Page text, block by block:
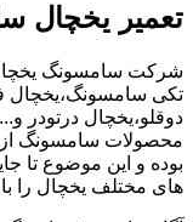
تعمیر یخچال
شرکت سامسونگ یخچال
تکی سامسونگ،یخچال
دوقلو،یخچال درتودر
محصولات سامسونگ از
بوده و این موضوع تا
های مختلف یخچال را